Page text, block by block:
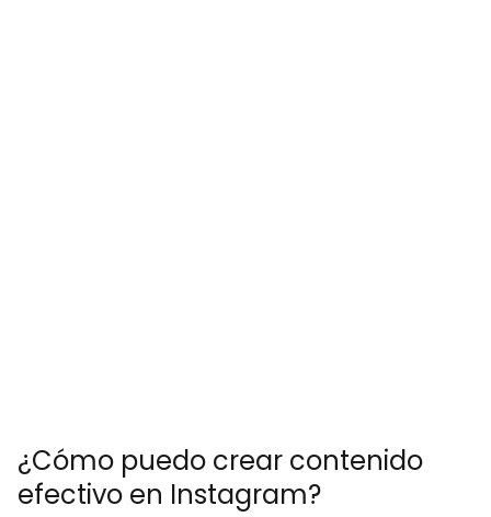
¿Cómo puedo crear contenido
efectivo en Instagram?